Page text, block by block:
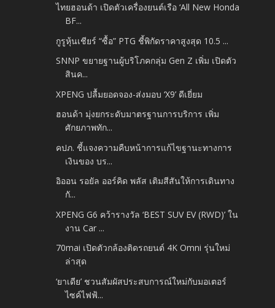
ไทยฮอนด้า เปิดตัวเครื่องยนต์เรือ ‘All New Honda
BF...
กูรูหุ้นเชียร์ “ซื้อ” PTG ชี้พิกัดราคาสูงสุด 10.5 ...
SNNP ขยายฐานผู้บริโภคกลุ่ม Gen Z เพิ่ม เปิดตัว
สินค...
XPENG ปลื้มยอดจอง-ส่งมอบ ‘X9’ ดีเยี่ยม
ฮอนด้า มุ่งยกระดับมาตรฐานการบริการ เพิ่ม
ศักยภาพทัก...
คปภ. ชี้แจงความคืบหน้าการแก้ไขฐานะทางการ
เงินของ บร...
อิออน รอยัล ออร์คิด พลัส เติมสีสันให้การเดินทาง
กั...
XPENG G6 คว้ารางวัล ‘BEST SUV EV (RWD)’ ใน
งาน Car ...
70mai เปิดตัวกล้องติดรถยนต์ 4K Omni รุ่นใหม่
ล่าสุด
‘ยาเดีย’ ชวนสัมผัสประสบการณ์ใหม่กับมอเตอร์
ไซค์ไฟฟ้...